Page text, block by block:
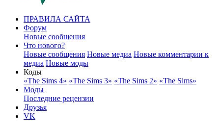
ПРАВИЛА САЙТА
Форум
Новые сообщения
Что нового?
Новые сообщения Новые медиа Новые комментарии к
медиа Новые моды
Коды
«The Sims 4» «The Sims 3» «The Sims 2» «The Sims»
Моды
Последние рецензии
Друзья
VK